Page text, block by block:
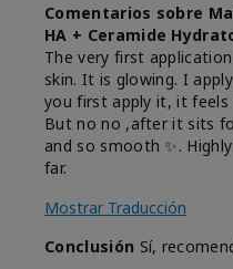
Comentarios sobre
HA + Ceramide
The very first
skin. It is glowing. I
you first apply it, it
But no no ,after it sits
and so smooth ✨️.
far.
Mostrar Traducción
Conclusión Sí,